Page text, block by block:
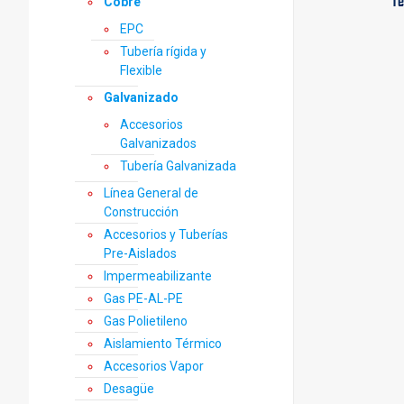
EPC
Tubería rígida y
Flexible
Galvanizado
Accesorios
Galvanizados
Tubería Galvanizada
Línea General de
Construcción
Accesorios y Tuberías
Pre-Aislados
Impermeabilizante
Gas PE-AL-PE
Gas Polietileno
Aislamiento Térmico
Accesorios Vapor
Desagüe